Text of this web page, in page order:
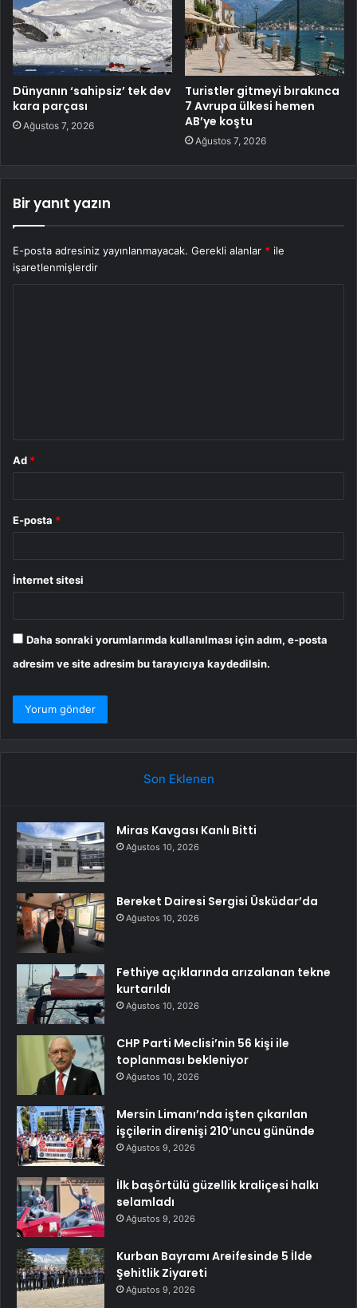
Dünyanın ‘sahipsiz’ tek dev
kara parçası
Ağustos 7, 2026
Turistler gitmeyi bırakınca
7 Avrupa ülkesi hemen
AB’ye koştu
Ağustos 7, 2026
Bir yanıt yazın
E-posta adresiniz yayınlanmayacak. Gerekli alanlar * ile
işaretlenmişlerdir
Ad *
E-posta *
İnternet sitesi
Daha sonraki yorumlarımda kullanılması için adım, e-posta
adresim ve site adresim bu tarayıcıya kaydedilsin.
Son Eklenen
Miras Kavgası Kanlı Bitti
Ağustos 10, 2026
Bereket Dairesi Sergisi Üsküdar’da
Ağustos 10, 2026
Fethiye açıklarında arızalanan tekne
kurtarıldı
Ağustos 10, 2026
CHP Parti Meclisi’nin 56 kişi ile
toplanması bekleniyor
Ağustos 10, 2026
Mersin Limanı’nda işten çıkarılan
işçilerin direnişi 210’uncu gününde
Ağustos 9, 2026
İlk başörtülü güzellik kraliçesi halkı
selamladı
Ağustos 9, 2026
Kurban Bayramı Areifesinde 5 İlde
Şehitlik Ziyareti
Ağustos 9, 2026